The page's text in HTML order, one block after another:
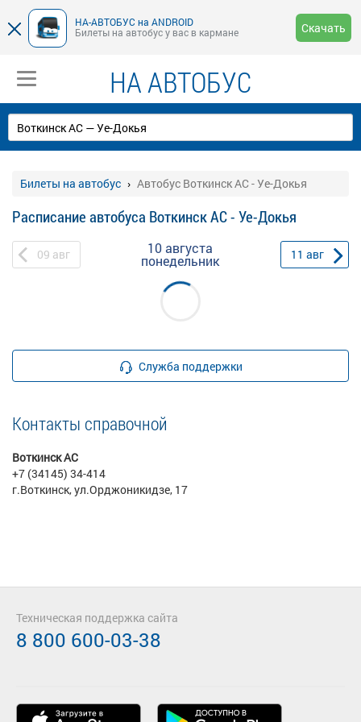
НА-АВТОБУС на ANDROID
Билеты на автобус у вас в кармане
Скачать
НА АВТОБУС
Билеты на автобус Автобус Воткинск АС - Уе-Докья
Расписание автобуса Воткинск АС - Уе-Докья
09 авг 10 августа
понедельник 11 авг
Служба поддержки
Контакты справочной
Воткинск АС
+7 (34145) 34-414
г.Воткинск, ул.Орджоникидзе, 17
Техническая поддержка сайта
8 800 600-03-38